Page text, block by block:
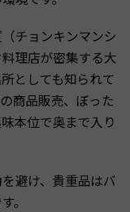
チョンキンマンシ
理店が密集する大
としても知られて
商品販売、ぼった
本位で奥まで入り
避け、貴重品はバ
。